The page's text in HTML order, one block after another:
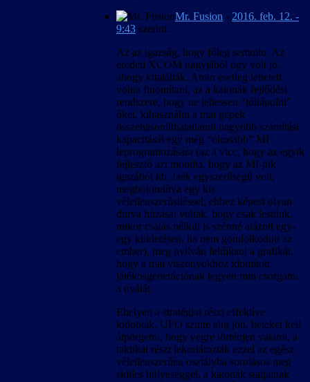
Mr. Fusion - 2016. feb. 12. -
9:43 szerint:
Az az igazság, hogy főleg semmin. Az
eredeti XCOM nagyjából úgy volt jó,
ahogy kitalálták. Amin esetleg lehetett
volna finomítani, az a katonák fejlődési
rendszere, hogy ne lehessen “túltápolni”
őket, kihasználni a mai gépek
összehasonlíthatatlanul nagyobb számítási
kapacitását egy még “okosabb” MI
leprogramozására (az a vicc, hogy az egyik
fejlesztő azt mondta, hogy az MI-jük
igazából kb. faék egyszerűségű volt,
megbolondítva egy kis
véletlenszerűsítéssel, ehhez képest olyan
durva húzásai voltak, hogy csak lestünk,
mikor csalás nélkül is szénné alázott egy-
egy küldetésen, ha nem gondolkodott az
ember), meg nyilván felújítani a grafikát,
hogy a mai viszonyokhoz idomított
játékosgenerációnak legyen min csorgatni
a nyálát.
Ehelyett a stratégiai részt effektíve
kidobták, UFO szinte alig jön, heteket kell
átpörgetni, hogy végre történjen valami, a
taktikai részt lekorlátozták ezzel az egész
véletlenszerűen osztályba sorolásos meg
skilles hülyeséggel, a katonák statjainak